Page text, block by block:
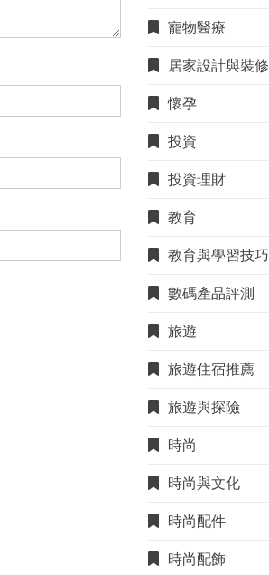
寵物醫療
居家設計與裝修
懷孕
投資
投資理財
教育
教育與學習技巧
數碼產品評測
旅遊
旅遊住宿推薦
旅遊與探險
時尚
時尚與文化
時尚配件
時尚配飾